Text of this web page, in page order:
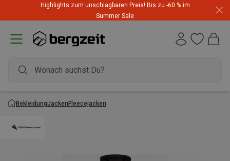
Highlights zum unschlagbaren Preis! Bis zu -60 % im
Summer Sale
BekleidungJackenFleecejacken